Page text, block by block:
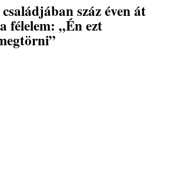
száz éven át
félelem: „Én ezt